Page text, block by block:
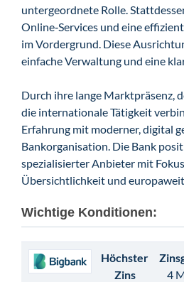
untergeordnete Rolle.
Online‑Services und eine
im Vordergrund. Diese
einfache Verwaltung und eine
Durch ihre lange Marktpräsenz,
die internationale Tätigkeit
Erfahrung mit moderner, digital
Bankorganisation. Die Bank
spezialisierter Anbieter mit
Übersichtlichkeit und
Wichtige Konditionen:
Höchster
Zins
4